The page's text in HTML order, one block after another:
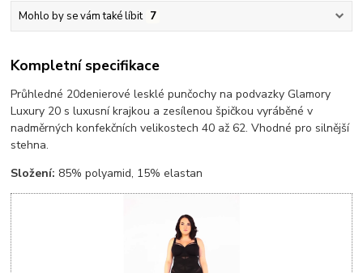
Mohlo by se vám také líbit 7
Kompletní specifikace
Průhledné 20denierové lesklé punčochy na podvazky Glamory
Luxury 20 s luxusní krajkou a zesílenou špičkou vyráběné v
nadměrných konfekčních velikostech 40 až 62. Vhodné pro silnější
stehna.
Složení: 85% polyamid, 15% elastan